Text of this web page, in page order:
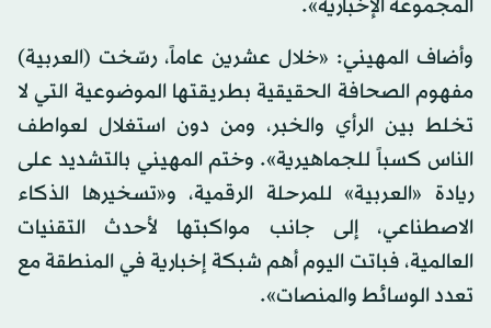
المجموعة الإخبارية».
وأضاف المهيني: «خلال عشرين عاماً، رسّخت (العربية)
مفهوم الصحافة الحقيقية بطريقتها الموضوعية التي لا
تخلط بين الرأي والخبر، ومن دون استغلال لعواطف
الناس كسباً للجماهيرية». وختم المهيني بالتشديد على
ريادة «العربية» للمرحلة الرقمية، و«تسخيرها الذكاء
الاصطناعي، إلى جانب مواكبتها لأحدث التقنيات
العالمية، فباتت اليوم أهم شبكة إخبارية في المنطقة مع
تعدد الوسائط والمنصات».